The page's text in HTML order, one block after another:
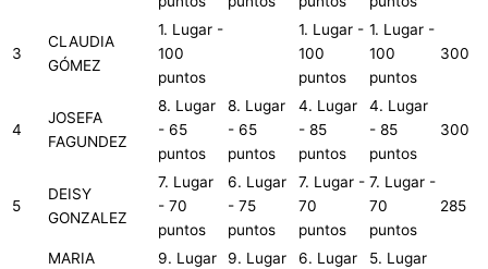
3
CLAUDIA
GÓMEZ
1. Lugar -
100
puntos
1. Lugar -
100
puntos
1. Lugar -
100
puntos
300
4
JOSEFA
FAGUNDEZ
8. Lugar
- 65
puntos
8. Lugar
- 65
puntos
4. Lugar
- 85
puntos
4. Lugar
- 85
puntos
300
5
DEISY
GONZALEZ
7. Lugar
- 70
puntos
6. Lugar
- 75
puntos
7. Lugar -
70
puntos
7. Lugar -
70
puntos
285
MARIA
9. Lugar
9. Lugar
6. Lugar
5. Lugar